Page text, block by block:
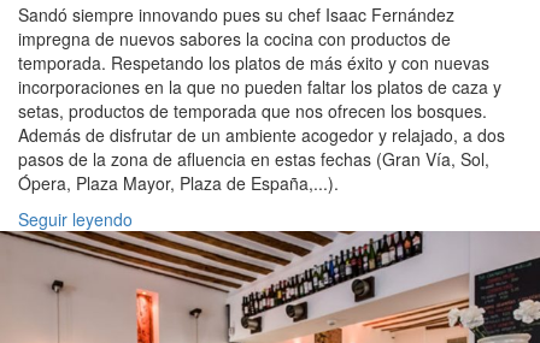
Sandó siempre innovando pues su chef Isaac Fernández
impregna de nuevos sabores la cocina con productos de
temporada. Respetando los platos de más éxito y con nuevas
incorporaciones en la que no pueden faltar los platos de caza y
setas, productos de temporada que nos ofrecen los bosques.
Además de disfrutar de un ambiente acogedor y relajado, a dos
pasos de la zona de afluencia en estas fechas (Gran Vía, Sol,
Ópera, Plaza Mayor, Plaza de España,...).
Seguir leyendo